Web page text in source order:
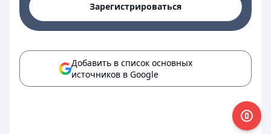
Зарегистрироваться
Добавить в список основных
источников в Google